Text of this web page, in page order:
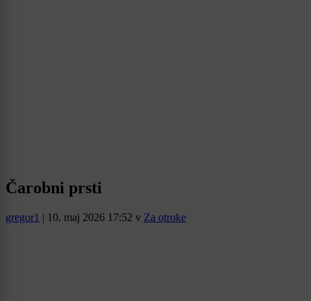
Čarobni prsti
gregor1 | 10. maj 2026 17:52 v Za otroke